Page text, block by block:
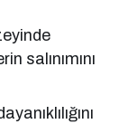
salınımını